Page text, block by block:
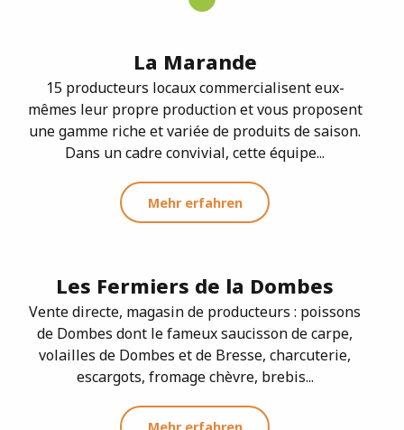
La Marande
15 producteurs locaux commercialisent eux-
mêmes leur propre production et vous proposent
une gamme riche et variée de produits de saison.
Dans un cadre convivial, cette équipe...
Mehr erfahren
Les Fermiers de la Dombes
Vente directe, magasin de producteurs : poissons
de Dombes dont le fameux saucisson de carpe,
volailles de Dombes et de Bresse, charcuterie,
escargots, fromage chèvre, brebis...
Mehr erfahren